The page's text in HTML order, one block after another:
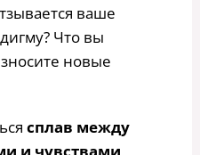
ваше
Что вы
новые
сплав между